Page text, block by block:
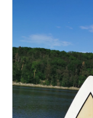
NOVINKY
GALERIE
WEBKAMERA
KONTAKTY